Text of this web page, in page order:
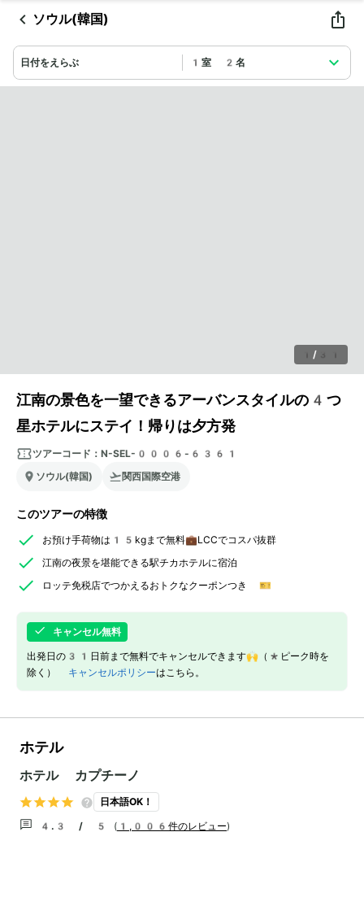
ソウル(韓国)
日付をえらぶ 1室 2名
1 / 31
江南の景色を一望できるアーバンスタイルの4つ
星ホテルにステイ！帰りは夕方発
ツアーコード： N-SEL-0006-6361
ソウル(韓国)
関西国際空港
このツアーの特徴
お預け手荷物は15kgまで無料💼LCCでコスパ抜群
江南の夜景を堪能できる駅チカホテルに宿泊
ロッテ免税店でつかえるおトクなクーポンつき 🎫
キャンセル無料
出発日の31日前まで無料でキャンセルできます🙌（*ピーク時を
除く） キャンセルポリシーはこちら。
ホテル
ホテル カプチーノ
日本語OK！
4.3 / 5 ( 1,006件のレビュー)